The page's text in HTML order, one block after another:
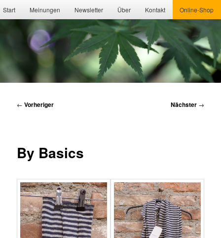
Start Meinungen Newsletter Über Kontakt Online-Shop
Beitragsnavigation
← Vorheriger Nächster →
By Basics